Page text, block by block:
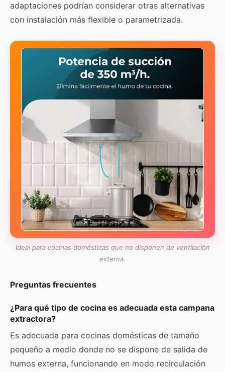
adaptaciones podrían considerar otras alternativas
con instalación más flexible o parametrizada.
Ideal para cocinas domésticas que no disponen de ventilación
externa.
Preguntas frecuentes
¿Para qué tipo de cocina es adecuada esta campana
extractora?
Es adecuada para cocinas domésticas de tamaño
pequeño a medio donde no se dispone de salida de
humos externa, funcionando en modo recirculación